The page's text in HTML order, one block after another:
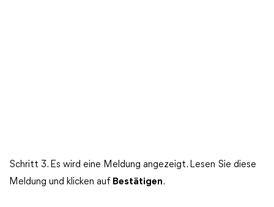
Schritt 3. Es wird eine Meldung angezeigt. Lesen Sie diese
Meldung und klicken auf Bestätigen.